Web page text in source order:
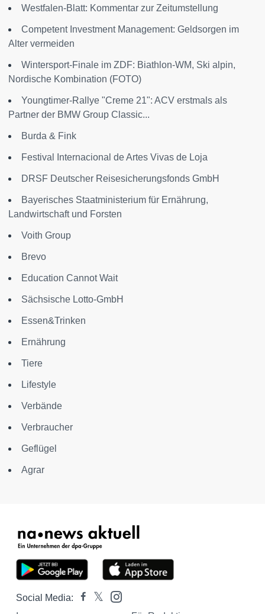
Westfalen-Blatt: Kommentar zur Zeitumstellung
Competent Investment Management: Geldsorgen im
Alter vermeiden
Wintersport-Finale im ZDF: Biathlon-WM, Ski alpin,
Nordische Kombination (FOTO)
Youngtimer-Rallye "Creme 21": ACV erstmals als
Partner der BMW Group Classic...
Burda & Fink
Festival Internacional de Artes Vivas de Loja
DRSF Deutscher Reisesicherungsfonds GmbH
Bayerisches Staatministerium für Ernährung,
Landwirtschaft und Forsten
Voith Group
Brevo
Education Cannot Wait
Sächsische Lotto-GmbH
Essen&Trinken
Ernährung
Tiere
Lifestyle
Verbände
Verbraucher
Geflügel
Agrar
Social Media: